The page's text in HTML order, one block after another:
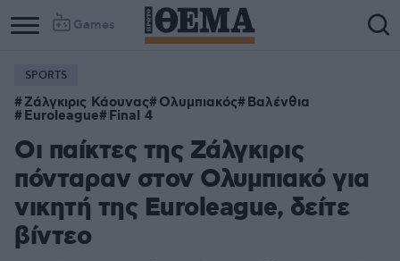
Games
SPORTS
Ζάλγκιρις Κάουνας Ολυμπιακός Βαλένθια
Euroleague Final 4
Οι παίκτες της Ζάλγκιρις
πόνταραν στον Ολυμπιακό για
νικητή της Euroleague, δείτε
βίντεο